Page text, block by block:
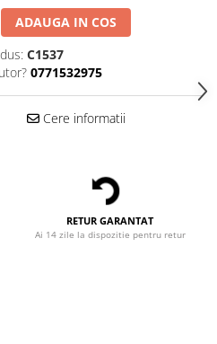
ADAUGA IN COS
C1537
0771532975
Cere informatii
RETUR GARANTAT
Ai 14 zile la dispozitie pentru retur